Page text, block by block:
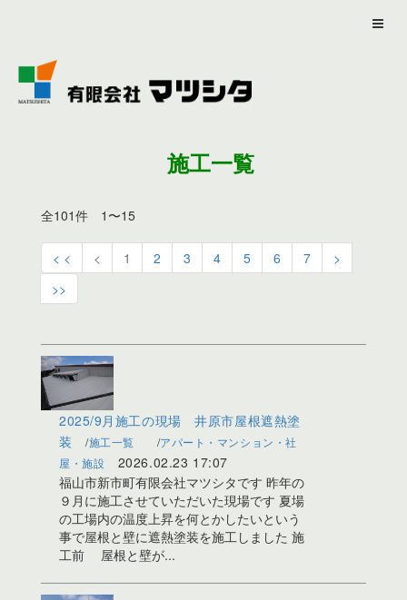
施工一覧
全101件 1〜15
< < < 1 2 3 4 5 6 7
>
>>
2025/9月施工の現場 井原市屋根遮熱塗
装
施工一覧
アパート・マンション・社
屋・施設
2026.02.23 17:07
福山市新市町有限会社マツシタです 昨年の
９月に施工させていただいた現場です 夏場
の工場内の温度上昇を何とかしたいという
事で屋根と壁に遮熱塗装を施工しました 施
工前 屋根と壁が...